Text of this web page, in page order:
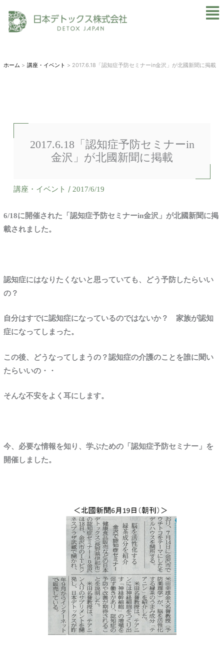
ホーム 講座・イベント 2017.6.18「認知症予防セミナーin金沢」が北國新聞に掲載
2017.6.18「認知症予防セミナーin
金沢」が北國新聞に掲載
講座・イベント / 2017/6/19
6/18に開催された「認知症予防セミナーin金沢」が北國新聞に掲
載されました。
認知症にはなりたくないと思っていても、どう予防したらいい
の？
自分はすでに認知症になっているのではないか？ 家族が認知
症になってしまった。
この後、どうなってしまうの？認知症の介護のことを誰に聞い
たらいいの・・
そんな不安をよく耳にします。
今、必要な情報を知り、学ぶための「認知症予防セミナー」を
開催しました。